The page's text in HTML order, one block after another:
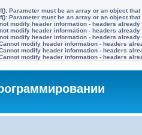
Parameter must be an array or an object
Parameter must be an array or an object
modify header information - headers
modify header information - headers
modify header information - headers
modify header information - headers
modify header information - headers
modify header information - headers